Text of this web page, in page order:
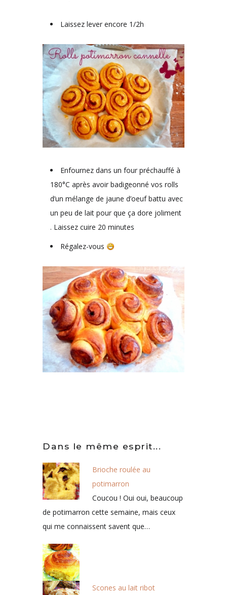
Laissez lever encore 1/2h
Enfournez dans un four préchauffé à
180°C après avoir badigeonné vos rolls
d’un mélange de jaune d’oeuf battu avec
un peu de lait pour que ça dore joliment
. Laissez cuire 20 minutes
Régalez-vous
Dans le même esprit...
Brioche roulée au
potimarron
Coucou ! Oui oui, beaucoup
de potimarron cette semaine, mais ceux
qui me connaissent savent que…
Scones au lait ribot